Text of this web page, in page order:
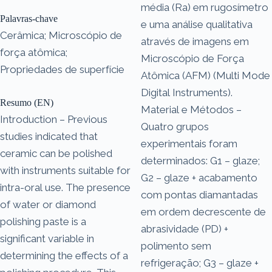
Palavras-chave
Cerâmica; Microscópio de
força atômica;
Propriedades de superfície
Resumo (EN)
Introduction – Previous
studies indicated that
ceramic can be polished
with instruments suitable for
intra-oral use. The presence
of water or diamond
polishing paste is a
significant variable in
determining the effects of a
média (Ra) em rugosímetro
e uma análise qualitativa
através de imagens em
Microscópio de Força
Atômica (AFM) (Multi Mode
Digital Instruments).
Material e Métodos –
Quatro grupos
experimentais foram
determinados: G1 – glaze;
G2 – glaze + acabamento
com pontas diamantadas
em ordem decrescente de
abrasividade (PD) +
polimento sem
refrigeração; G3 – glaze +